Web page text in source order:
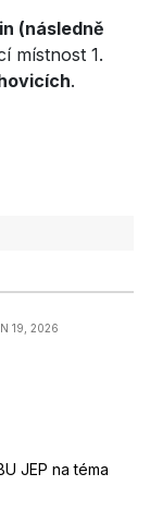
(následně
místnost 1.
.
19, 2026
JEP na téma